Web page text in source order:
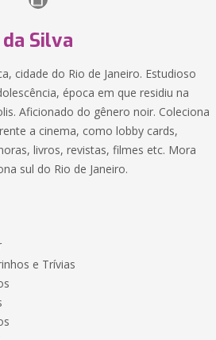
Silva
cidade do Rio de Janeiro. Estudioso
época em que residiu na
Aficionado do gênero noir. Coleciona
a cinema, como lobby cards,
livros, revistas, filmes etc. Mora
sul do Rio de Janeiro.
e Trívias